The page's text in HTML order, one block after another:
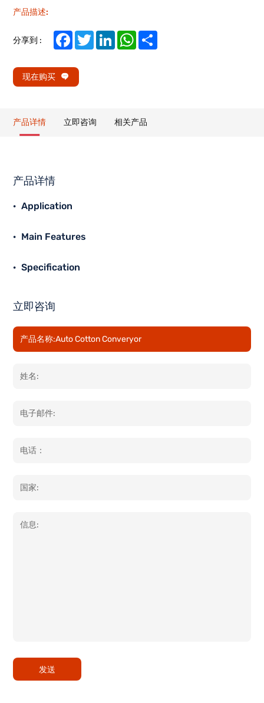
产品描述:
分享到 : FacebookTwitterLinkedInWhatsApp
现在购买
产品详情 立即咨询 相关产品
产品详情
Application
Main Features
Specification
立即咨询
发送